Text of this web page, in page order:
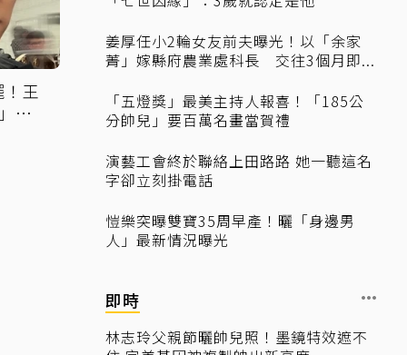
王
吐
姜厚任小2輪女友前夫曝光！以「余家
菁」嫁縣府農業處科長 交往3個月即...
「五燈獎」最美主持人報喜！「185公
分帥兒」要百萬名畫當賀禮
演藝工會終於聯絡上田路路 她一聽這名
字卻立刻掛電話
愷樂突曝雙寶35周早產！曬「身邊男
人」最新情況曝光
即時
林志玲父親節曬帥兒照！墨鏡特效遮不